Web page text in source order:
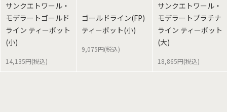
サンクエトワール・
モデラートゴールド
ライン ティーポット
(小)
14,135円(税込)
ゴールドライン(FP)
ティーポット(小)
9,075円(税込)
サンクエトワール・
モデラートプラチナ
ライン ティーポット
(大)
18,865円(税込)